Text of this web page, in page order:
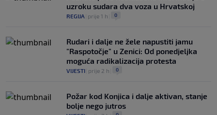
uzroku sudara dva voza u Hrvatskoj
REGIJA prije 1 h 0
Rudari i dalje ne žele napustiti jamu
"Raspotočje" u Zenici: Od ponedjeljka
moguća radikalizacija protesta
VIJESTI prije 2 h 0
Požar kod Konjica i dalje aktivan, stanje
bolje nego jutros